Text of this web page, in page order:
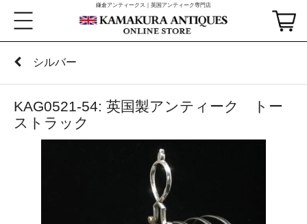
鎌倉アンティークス｜英国アンティーク専門店
シルバー
KAG0521-54: 英国製アンティーク トー
ストラック